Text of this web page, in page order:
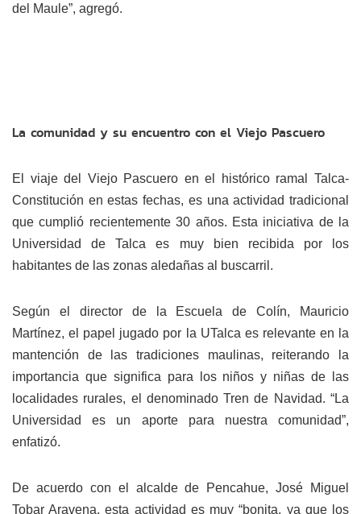
del Maule”, agregó.
La comunidad y su encuentro con el Viejo Pascuero
El viaje del Viejo Pascuero en el histórico ramal Talca-
Constitución en estas fechas, es una actividad tradicional
que cumplió recientemente 30 años. Esta iniciativa de la
Universidad de Talca es muy bien recibida por los
habitantes de las zonas aledañas al buscarril.
Según el director de la Escuela de Colín, Mauricio
Martínez, el papel jugado por la UTalca es relevante en la
mantención de las tradiciones maulinas, reiterando la
importancia que significa para los niños y niñas de las
localidades rurales, el denominado Tren de Navidad. “La
Universidad es un aporte para nuestra comunidad”,
enfatizó.
De acuerdo con el alcalde de Pencahue, José Miguel
Tobar Aravena, esta actividad es muy “bonita, ya que los